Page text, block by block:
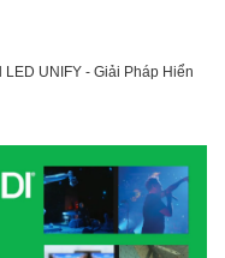
UNIFY - Giải Pháp Hiển